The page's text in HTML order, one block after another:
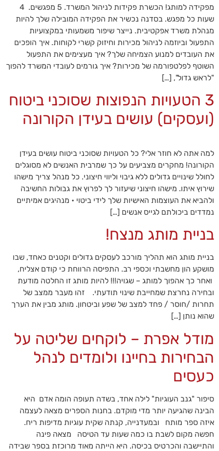
מפקידה למותג! הכשרת פקידות לניהול המשרד. 5 מפגשים. 4
שעות כל מפגש. בסדנה נכשיר את הפקידה המובילה שלך להיות
מנהלת משרד אפקטיבית. נייצר שיפור משמעותי במקצועיות
התפעול וביוזמה לניהול מכירות וחיזוק קשרי לקוחות. איך הופכים
את העובדים למנוע הצמיחה שלך? איך מעצימים את התפעול
השוטף לפלטפורמה של מכירות? איך גורמים לעובדי המשרד להפוך
"לראש גדול", […]
3 הטעויות הנפוצות שסוכני ביטוח
(ועסקים) עושים בעידן הקורונה
למה אתה לא חוזר אלי? כל הטעויות שסוכני ביטוח עושים בעידן
הקורונה! מחקרים מצביעים על כך שמרבית האנשים לא מסוגלים
לחולל שינויים גדולים ללא גיבוי וליווי חיצוני. כל מנהל צריך מישהו
שירוץ איתו. מישהו חיצוני שיעזור לך לפרוץ את גבולות החשיבה
ולהביא את העוצמות האישיות שלך לידי ביטוי • מנהיגים אמיתיים
נמדדים ביכולתם לגייס אנשים […]
בניית מותג מנצח!
בניית מותג הוא תהליך מורכב לעסקים גדולים וקטנים כאחד, שבו
מושקע הון מחשבתי וכספי רב. התפיסה הרווחת כי קודם אצליח,
ואחר כך אהפוך למותג – שגויה!!! להיות מותג זו החלטה מודעת
ובחירה נחרצת שמחייבת שינוי תודעתי. זהו מעבר ממצב של
תחרות /חוסר / פחד למצב של שפע וביטחון. מותג מבין את הערך
שהוא נותן […]
מודל אפרת – לוקחים שליטה על
הבחירות בחיינו ולומדים לנהל
כעסים
סיפור "גנב העוגיות" לילה אחד, בשדה תעופה הומה אדם היא
הבינה שהגיעה יותר מדי מוקדם. בחנות הספרים מצאה לעצמה
איזה ספר מותח ובמעדנייה, קנתה שקית עוגיות מדיפות ריח.
חפשה מקום לשבת בו כמה שעות עד הטיסה מצאה פינה
והתיישבה והכרטיס בכיסה. היא הייתה מאוד מרוכזת בספר שבידה
כדי שנוכל
לשפר את
תפקוד האתר
ומבנהו,
בהתבסס על
אופן השימוש
באתר.
חוויית
משתמש
כדי
שהאתר
מיטבית
במהלך
ביקורך. אם
תסרב/י
לקובצי
Cookie
אלו, חלק
עשויות
שיווקי
על ידי
תחומי
העניין
שלך בעת
ביקורך
באתר,
תגדל
ההזדמנות
לראות תוכן
מותאמות
אישית.